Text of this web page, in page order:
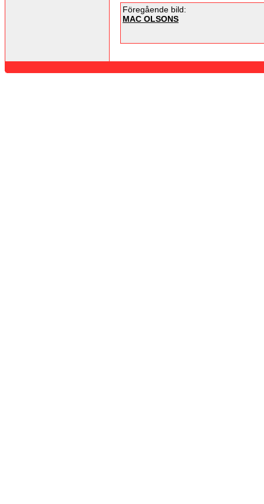
Föregående bild:
MAC OLSONS